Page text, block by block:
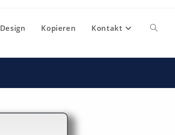
Design Kopieren Kontakt